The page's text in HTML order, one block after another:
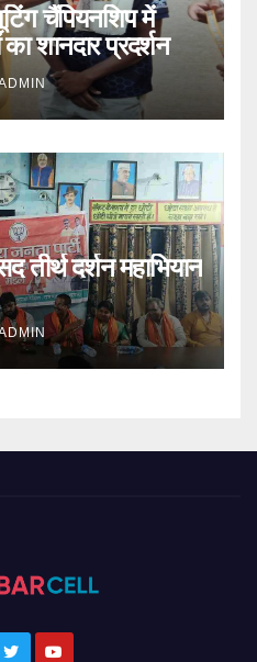
चैंपियनशिप में
शानदार प्रदर्शन
तीर्थ दर्शन महाभियान